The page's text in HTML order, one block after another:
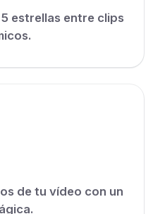
estrellas entre clips
de tu vídeo con un